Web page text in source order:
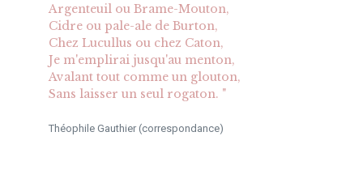
Argenteuil ou Brame-Mouton,
Cidre ou pale-ale de Burton,
Chez Lucullus ou chez Caton,
Je m'emplirai jusqu'au menton,
Avalant tout comme un glouton,
Sans laisser un seul rogaton. "
Théophile Gauthier (correspondance)